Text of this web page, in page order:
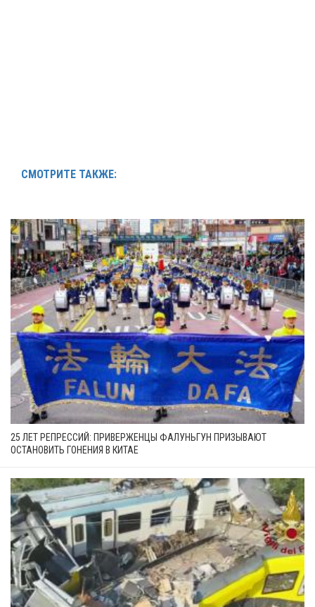
СМОТРИТЕ ТАКЖЕ:
25 ЛЕТ РЕПРЕССИЙ: ПРИВЕРЖЕНЦЫ ФАЛУНЬГУН ПРИЗЫВАЮТ
ОСТАНОВИТЬ ГОНЕНИЯ В КИТАЕ